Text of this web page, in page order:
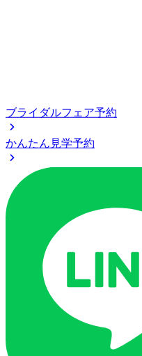
ブライダルフェア予約
かんたん見学予約